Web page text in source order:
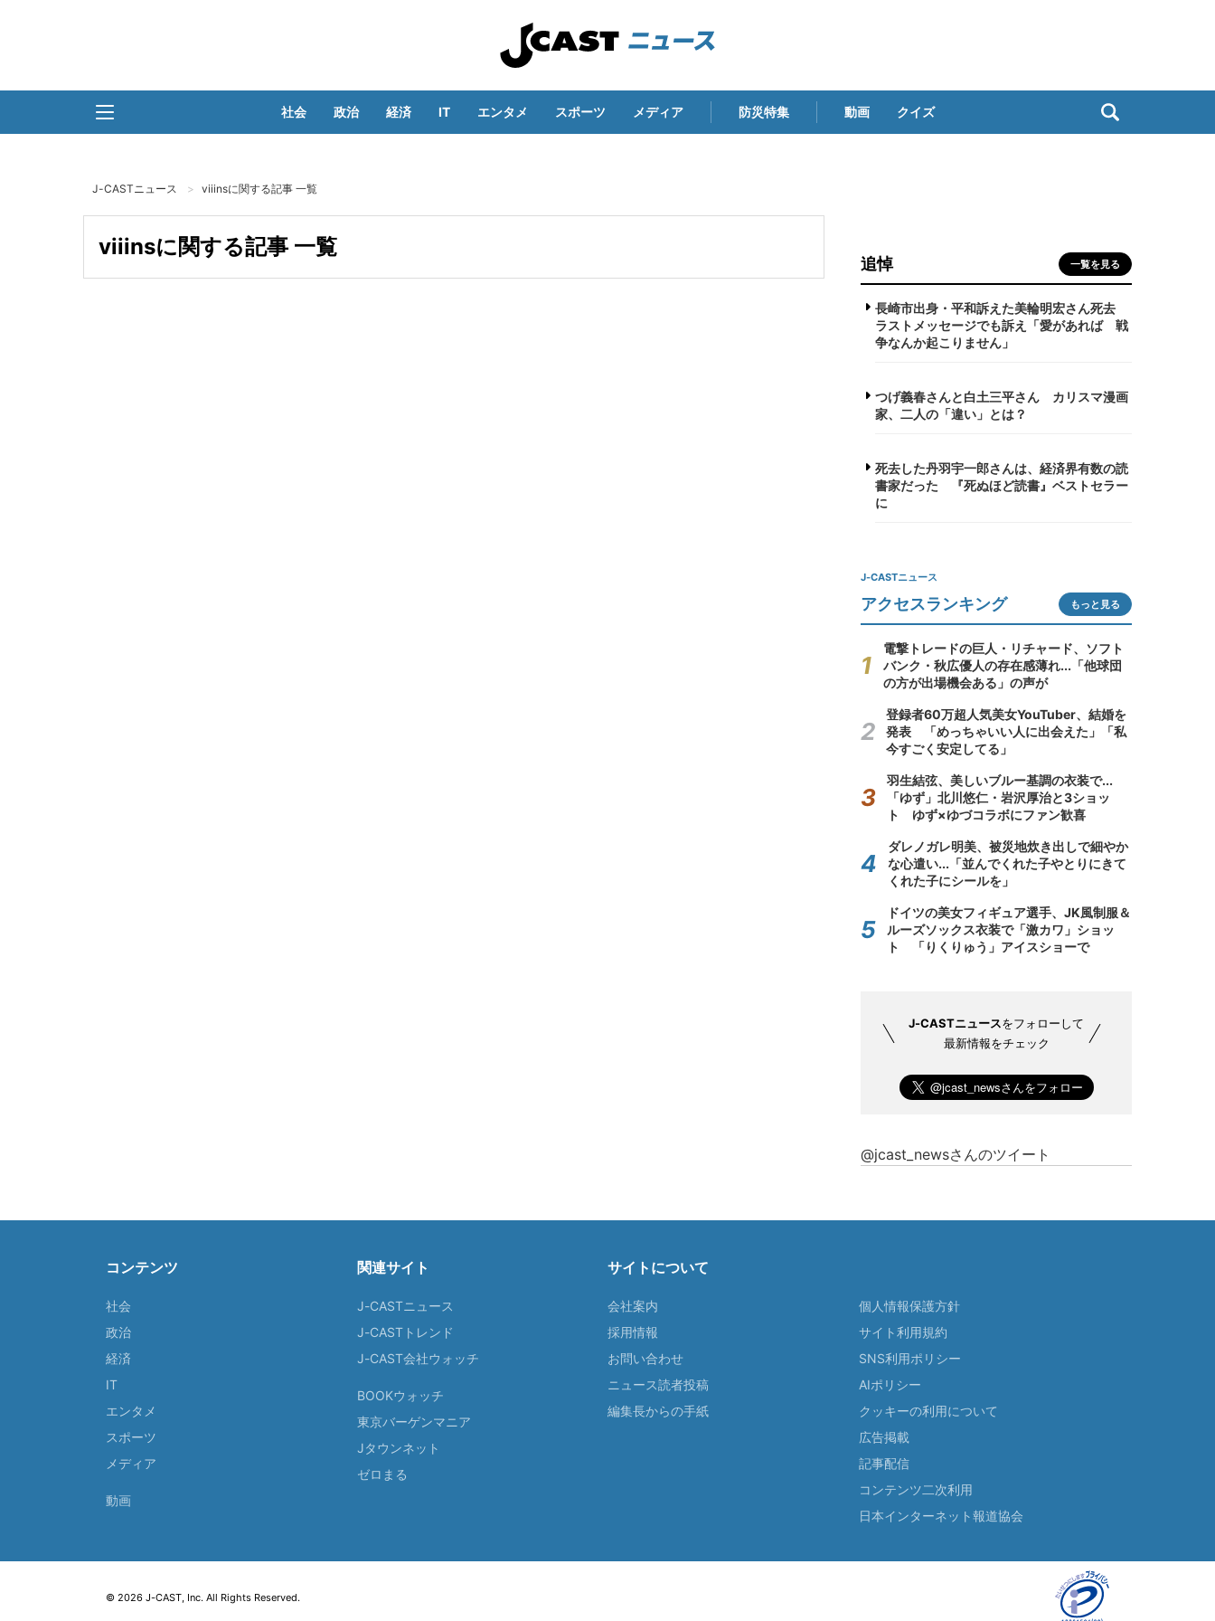
社会 政治 経済 IT エンタメ スポーツ メディア 防災特集 動画 クイズ
J-CASTニュース viiinsに関する記事 一覧
viiinsに関する記事 一覧
追悼 一覧を見る
長崎市出身・平和訴えた美輪明宏さん死去
ラストメッセージでも訴え「愛があれば 戦
争なんか起こりません」
つげ義春さんと白土三平さん カリスマ漫画
家、二人の「違い」とは？
死去した丹羽宇一郎さんは、経済界有数の読
書家だった 『死ぬほど読書』ベストセラー
に
J-CASTニュース
アクセスランキング もっと見る
電撃トレードの巨人・リチャード、ソフト
バンク・秋広優人の存在感薄れ...「他球団
の方が出場機会ある」の声が
登録者60万超人気美女YouTuber、結婚を
発表 「めっちゃいい人に出会えた」「私
今すごく安定してる」
羽生結弦、美しいブルー基調の衣装で...
「ゆず」北川悠仁・岩沢厚治と3ショッ
ト ゆず×ゆづコラボにファン歓喜
ダレノガレ明美、被災地炊き出しで細やか
な心遣い...「並んでくれた子やとりにきて
くれた子にシールを」
ドイツの美女フィギュア選手、JK風制服＆
ルーズソックス衣装で「激カワ」ショッ
ト 「りくりゅう」アイスショーで
J-CASTニュースをフォローして
最新情報をチェック
@jcast_newsさんのツイート
コンテンツ
社会
政治
経済
IT
エンタメ
スポーツ
メディア
動画
関連サイト
J-CASTニュース
J-CASTトレンド
J-CAST会社ウォッチ
BOOKウォッチ
東京バーゲンマニア
Jタウンネット
ゼロまる
サイトについて
会社案内
採用情報
お問い合わせ
ニュース読者投稿
編集長からの手紙
個人情報保護方針
サイト利用規約
SNS利用ポリシー
AIポリシー
クッキーの利用について
広告掲載
記事配信
コンテンツ二次利用
日本インターネット報道協会
© 2026 J-CAST, Inc. All Rights Reserved.